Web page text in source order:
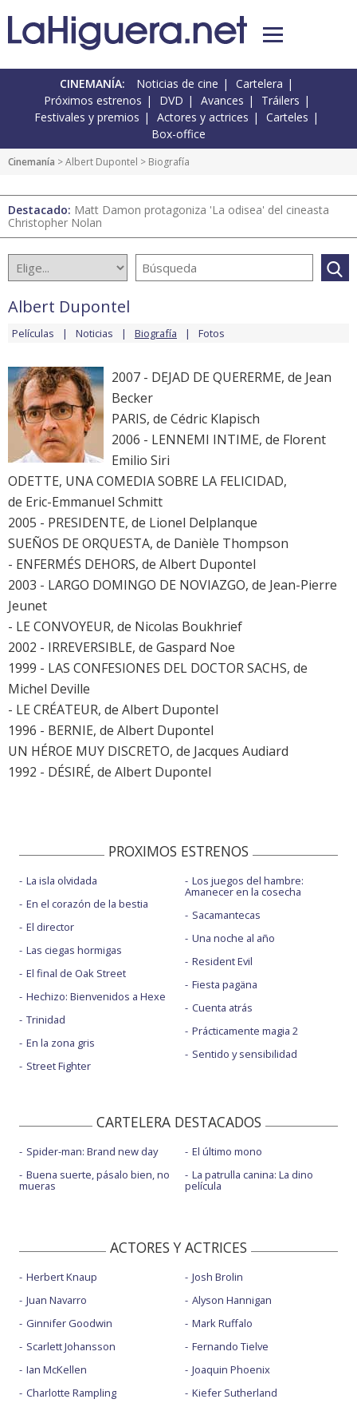
CINEMANÍA: Noticias de cine
Cartelera
Próximos estrenos
DVD Avances
Tráilers
Festivales y premios
Actores y actrices
Carteles
Box-office
Cinemanía >Albert Dupontel > Biografía
Destacado: Matt Damon protagoniza 'La odisea' del cineasta
Christopher Nolan
Albert Dupontel
Películas Noticias Biografía Fotos
2007 - DEJAD DE QUERERME, de Jean
Becker
PARIS, de Cédric Klapisch
2006 - LENNEMI INTIME, de Florent
Emilio Siri
ODETTE, UNA COMEDIA SOBRE LA FELICIDAD,
de Eric-Emmanuel Schmitt
2005 - PRESIDENTE, de Lionel Delplanque
SUEÑOS DE ORQUESTA, de Danièle Thompson
- ENFERMÉS DEHORS, de Albert Dupontel
2003 - LARGO DOMINGO DE NOVIAZGO, de Jean-Pierre
Jeunet
- LE CONVOYEUR, de Nicolas Boukhrief
2002 - IRREVERSIBLE, de Gaspard Noe
1999 - LAS CONFESIONES DEL DOCTOR SACHS, de
Michel Deville
- LE CRÉATEUR, de Albert Dupontel
1996 - BERNIE, de Albert Dupontel
UN HÉROE MUY DISCRETO, de Jacques Audiard
1992 - DÉSIRÉ, de Albert Dupontel
PROXIMOS ESTRENOS
La isla olvidada
En el corazón de la bestia
El director
Las ciegas hormigas
El final de Oak Street
Hechizo: Bienvenidos a Hexe
Trinidad
En la zona gris
Street Fighter
Los juegos del hambre:
Amanecer en la cosecha
Sacamantecas
Una noche al año
Resident Evil
Fiesta pagäna
Cuenta atrás
Prácticamente magia 2
Sentido y sensibilidad
CARTELERA DESTACADOS
Spider-man: Brand new day
Buena suerte, pásalo bien, no
mueras
El último mono
La patrulla canina: La dino
película
ACTORES Y ACTRICES
Herbert Knaup
Juan Navarro
Ginnifer Goodwin
Scarlett Johansson
Ian McKellen
Charlotte Rampling
Josh Brolin
Alyson Hannigan
Mark Ruffalo
Fernando Tielve
Joaquin Phoenix
Kiefer Sutherland